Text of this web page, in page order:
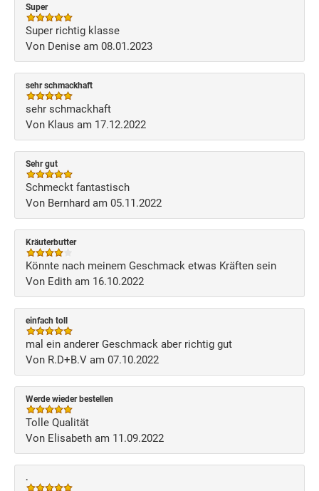
Super
Super richtig klasse
Von Denise am 08.01.2023
sehr schmackhaft
sehr schmackhaft
Von Klaus am 17.12.2022
Sehr gut
Schmeckt fantastisch
Von Bernhard am 05.11.2022
Kräuterbutter
Könnte nach meinem Geschmack etwas Kräften sein
Von Edith am 16.10.2022
einfach toll
mal ein anderer Geschmack aber richtig gut
Von R.D+B.V am 07.10.2022
Werde wieder bestellen
Tolle Qualität
Von Elisabeth am 11.09.2022
.